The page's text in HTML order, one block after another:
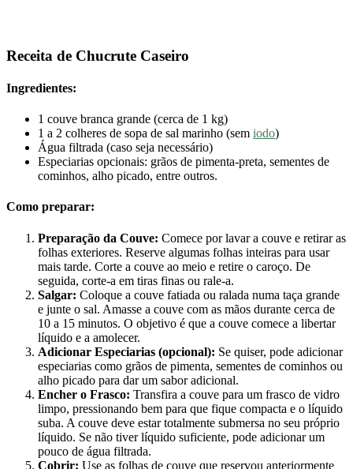
Receita de Chucrute Caseiro
Ingredientes:
1 couve branca grande (cerca de 1 kg)
1 a 2 colheres de sopa de sal marinho (sem iodo)
Água filtrada (caso seja necessário)
Especiarias opcionais: grãos de pimenta-preta, sementes de
cominhos, alho picado, entre outros.
Como preparar:
Preparação da Couve: Comece por lavar a couve e retirar as
folhas exteriores. Reserve algumas folhas inteiras para usar
mais tarde. Corte a couve ao meio e retire o caroço. De
seguida, corte-a em tiras finas ou rale-a.
Salgar: Coloque a couve fatiada ou ralada numa taça grande
e junte o sal. Amasse a couve com as mãos durante cerca de
10 a 15 minutos. O objetivo é que a couve comece a libertar
líquido e a amolecer.
Adicionar Especiarias (opcional): Se quiser, pode adicionar
especiarias como grãos de pimenta, sementes de cominhos ou
alho picado para dar um sabor adicional.
Encher o Frasco: Transfira a couve para um frasco de vidro
limpo, pressionando bem para que fique compacta e o líquido
suba. A couve deve estar totalmente submersa no seu próprio
líquido. Se não tiver líquido suficiente, pode adicionar um
pouco de água filtrada.
Cobrir: Use as folhas de couve que reservou anteriormente